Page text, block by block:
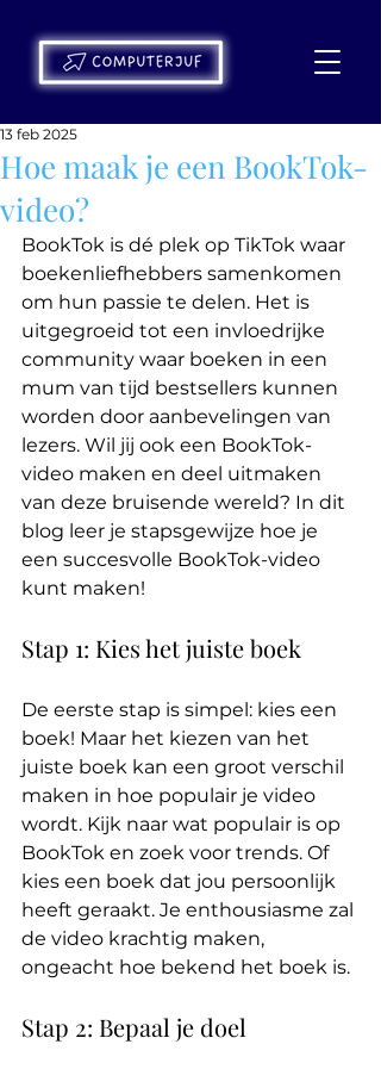
Hoe maak je een BookTok-
video?
13 feb 2025
BookTok is dé plek op TikTok waar
boekenliefhebbers samenkomen
om hun passie te delen. Het is
uitgegroeid tot een invloedrijke
community waar boeken in een
mum van tijd bestsellers kunnen
worden door aanbevelingen van
lezers. Wil jij ook een BookTok-
video maken en deel uitmaken
van deze bruisende wereld? In dit
blog leer je stapsgewijze hoe je
een succesvolle BookTok-video
kunt maken!
Stap 1: Kies het juiste boek
De eerste stap is simpel: kies een
boek! Maar het kiezen van het
juiste boek kan een groot verschil
maken in hoe populair je video
wordt. Kijk naar wat populair is op
BookTok en zoek voor trends. Of
kies een boek dat jou persoonlijk
heeft geraakt. Je enthousiasme zal
de video krachtig maken,
ongeacht hoe bekend het boek is.
Stap 2: Bepaal je doel